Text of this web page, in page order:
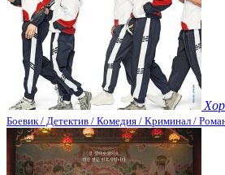
Боевик / Детектив / Комедия / Криминал /